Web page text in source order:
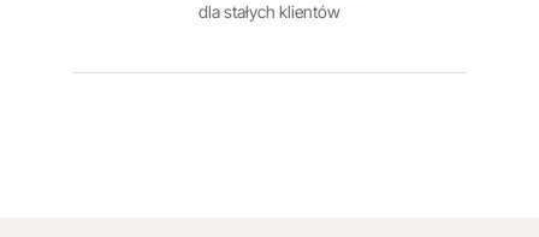
dla stałych klientów